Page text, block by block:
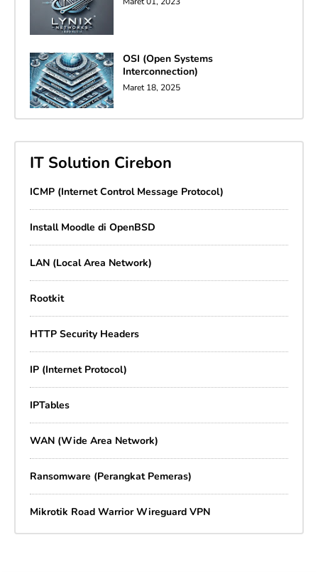
OSI (Open Systems
Interconnection)
Maret 18, 2025
IT Solution Cirebon
ICMP (Internet Control Message Protocol)
Install Moodle di OpenBSD
LAN (Local Area Network)
Rootkit
HTTP Security Headers
IP (Internet Protocol)
IPTables
WAN (Wide Area Network)
Ransomware (Perangkat Pemeras)
Mikrotik Road Warrior Wireguard VPN